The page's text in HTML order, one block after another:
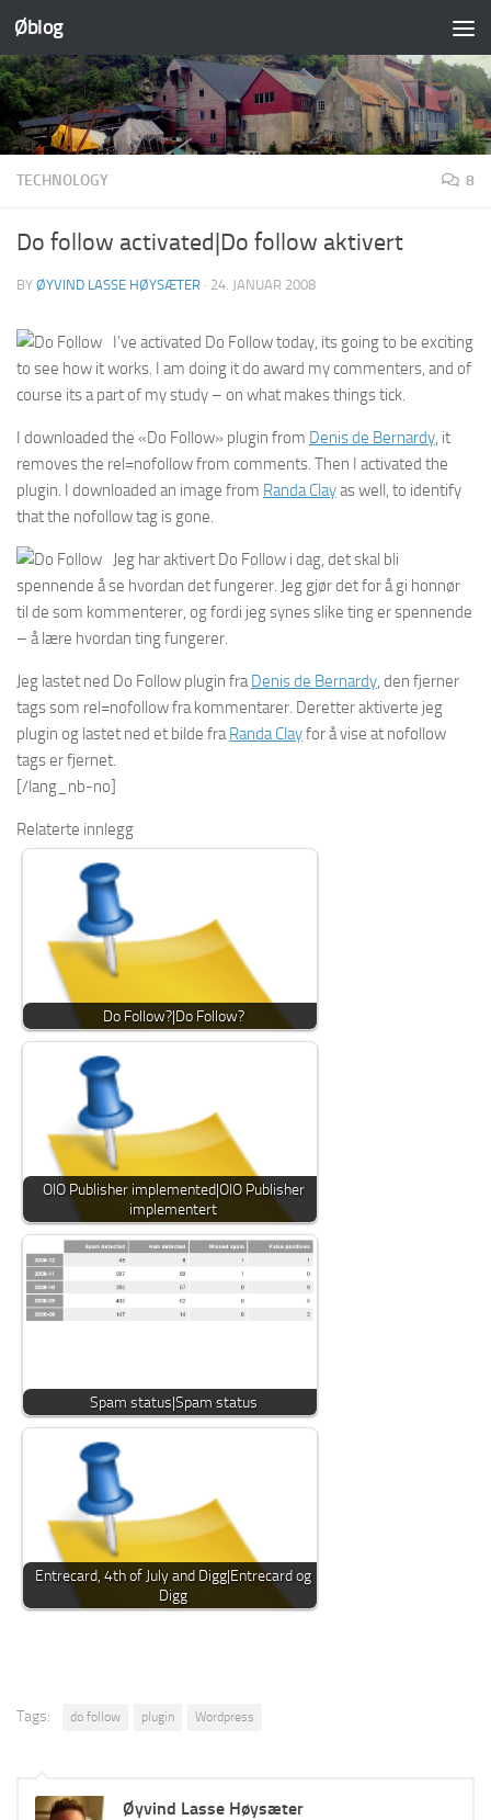
Skip to content
Øblog
TECHNOLOGY 8
Do follow activated|Do follow aktivert
BY ØYVIND LASSE HØYSÆTER · 24. JANUAR 2008
I’ve activated Do Follow today, its going to be exciting
to see how it works. I am doing it do award my commenters, and of
course its a part of my study – on what makes things tick.
I downloaded the «Do Follow» plugin from Denis de Bernardy, it
removes the rel=nofollow from comments. Then I activated the
plugin. I downloaded an image from Randa Clayas well, to identify
that the nofollow tag is gone.
Jeg har aktivert Do Follow i dag, det skal bli
spennende å se hvordan det fungerer. Jeg gjør det for å gi honnør
til de som kommenterer, og fordi jeg synes slike ting er spennende
– å lære hvordan ting fungerer.
Jeg lastet ned Do Follow plugin fraDenis de Bernardy, den fjerner
tags som rel=nofollow fra kommentarer. Deretter aktiverte jeg
plugin og lastet ned et bilde fraRanda Clayfor å vise at nofollow
tags er fjernet.
[/lang_nb-no]
Relaterte innlegg
Do Follow?|Do Follow?
OIO Publisher implemented|OIO Publisher
implementert
Spam status|Spam status
Entrecard, 4th of July and Digg|Entrecard og
Digg
Tags: do follow plugin Wordpress
Øyvind Lasse Høysæter